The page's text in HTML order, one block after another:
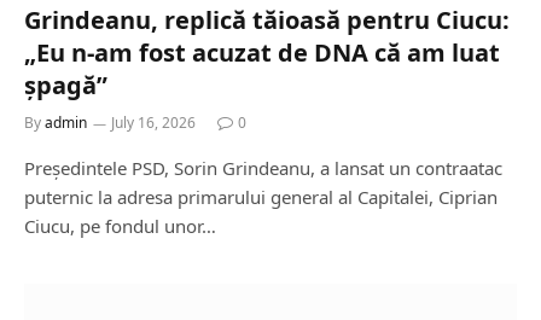
Grindeanu, replică tăioasă pentru Ciucu:
„Eu n-am fost acuzat de DNA că am luat
șpagă”
Byadmin July 16, 2026 0
Președintele PSD, Sorin Grindeanu, a lansat un contraatac
puternic la adresa primarului general al Capitalei, Ciprian
Ciucu, pe fondul unor…